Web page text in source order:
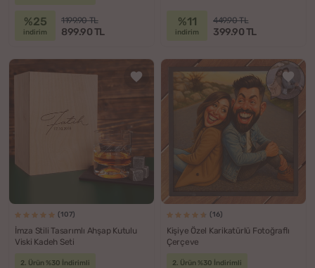
%25
indirim
1199.90 TL
899.90 TL
%11
indirim
449.90 TL
399.90 TL
(107)
İmza Stili Tasarımlı Ahşap Kutulu
Viski Kadeh Seti
2. Ürün %30 İndirimli
(16)
Kişiye Özel Karikatürlü Fotoğraflı
Çerçeve
2. Ürün %30 İndirimli